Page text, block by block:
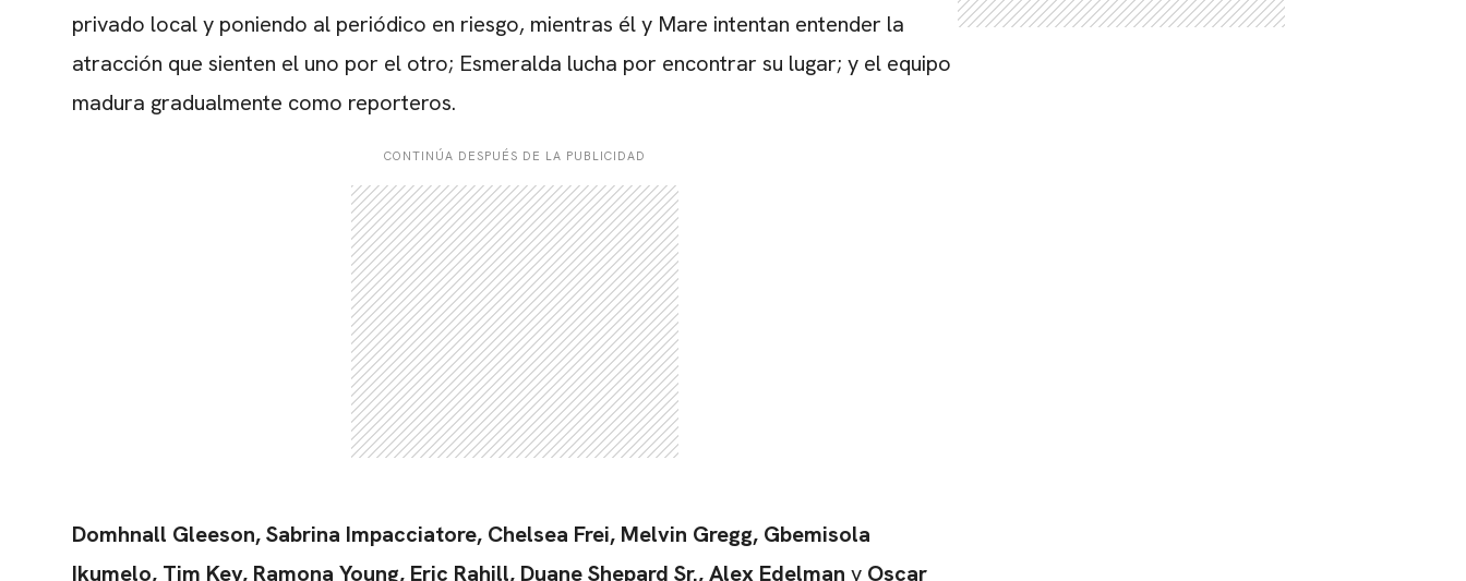
privado local y poniendo al periódico en riesgo, mientras él y Mare intentan entender la
atracción que sienten el uno por el otro; Esmeralda lucha por encontrar su lugar; y el equipo
madura gradualmente como reporteros.
CONTINÚA DESPUÉS DE LA PUBLICIDAD
Domhnall Gleeson, Sabrina Impacciatore, Chelsea Frei, Melvin Gregg, Gbemisola
Ikumelo, Tim Key, Ramona Young, Eric Rahill, Duane Shepard Sr., Alex Edelman y Oscar